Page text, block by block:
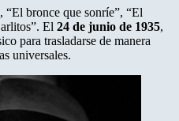
“El bronce que sonríe”, “El
El 24 de junio de 1935,
para trasladarse de manera
universales.